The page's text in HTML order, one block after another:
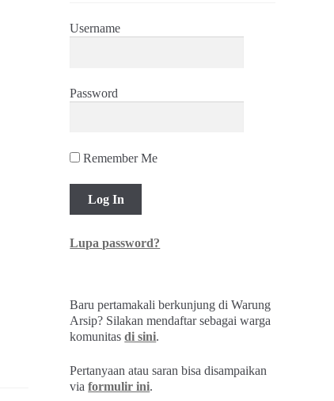
Username
Password
Remember Me
Lupa password?
Baru pertamakali berkunjung di Warung
Arsip? Silakan mendaftar sebagai warga
komunitasdi sini.
Pertanyaan atau saran bisa disampaikan
viaformulir ini.